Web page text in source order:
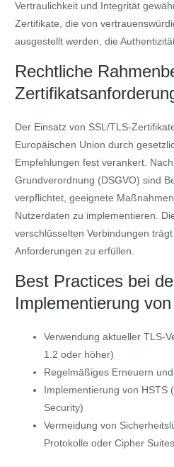
Vertraulichkeit und Integrität
Zertifikate, die von
ausgestellt werden, die
Rechtliche
Der Einsatz von SSL/TLS-
Europäischen Union durch
Empfehlungen fest verankert.
Grundverordnung (DSGVO) sind
verpflichtet, geeignete
Nutzerdaten zu implementieren.
verschlüsselten Verbindungen
Anforderungen zu erfüllen.
Best Practices bei
Implementierung
Verwendung aktueller TLS-
1.2 oder höher)
Regelmäßiges Erneuern
Implementierung von HSTS
Security)
Vermeidung von
Protokolle oder Cipher Suites